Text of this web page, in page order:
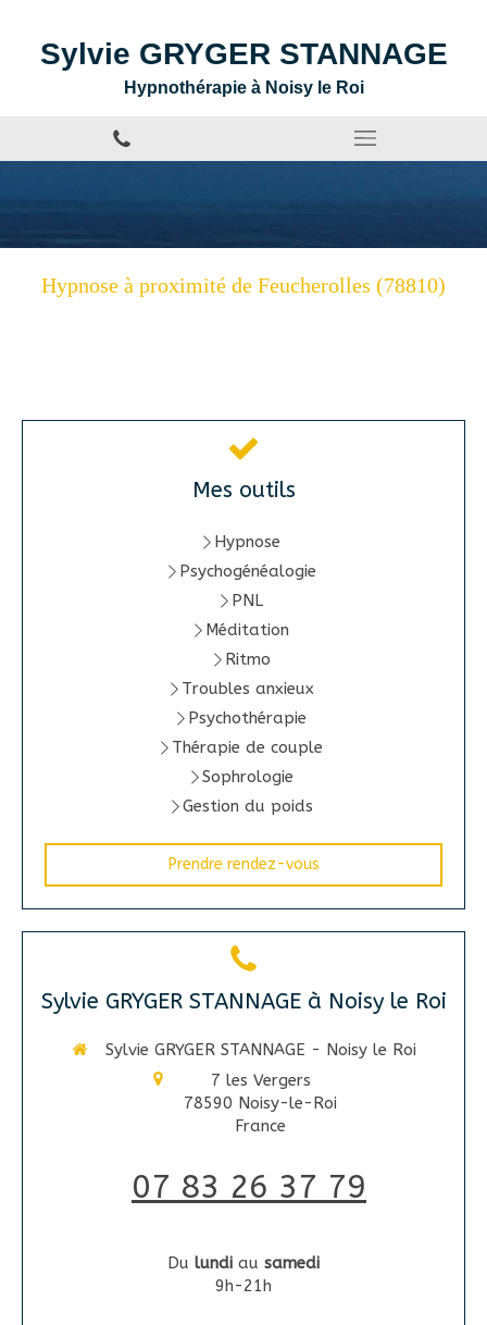
Sylvie GRYGER STANNAGE
Hypnothérapie à Noisy le Roi
Hypnose à proximité de Feucherolles (78810)
Mes outils
Hypnose
Psychogénéalogie
PNL
Méditation
Ritmo
Troubles anxieux
Psychothérapie
Thérapie de couple
Sophrologie
Gestion du poids
Prendre rendez-vous
Sylvie GRYGER STANNAGE à Noisy le Roi
Sylvie GRYGER STANNAGE - Noisy le Roi
7 les Vergers
78590 Noisy-le-Roi
France
07 83 26 37 79
Du lundi au samedi
9h-21h